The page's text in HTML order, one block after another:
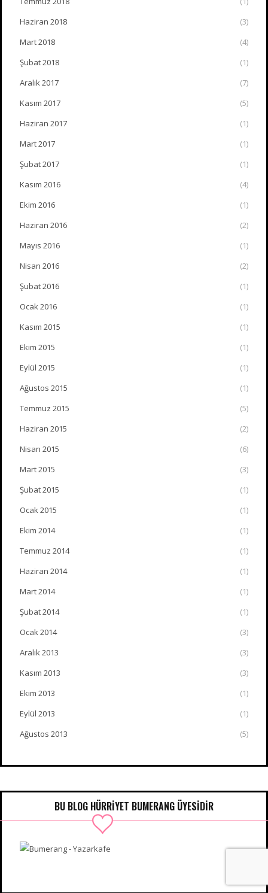
Haziran 2018
(3)
Mart 2018
(4)
Şubat 2018
(1)
Aralık 2017
(7)
Kasım 2017
(5)
Haziran 2017
(1)
Mart 2017
(1)
Şubat 2017
(1)
Kasım 2016
(4)
Ekim 2016
(1)
Haziran 2016
(2)
Mayıs 2016
(1)
Nisan 2016
(2)
Şubat 2016
(1)
Ocak 2016
(1)
Kasım 2015
(1)
Ekim 2015
(1)
Eylül 2015
(1)
Ağustos 2015
(1)
Temmuz 2015
(5)
Haziran 2015
(2)
Nisan 2015
(6)
Mart 2015
(3)
Şubat 2015
(1)
Ocak 2015
(1)
Ekim 2014
(1)
Temmuz 2014
(1)
Haziran 2014
(1)
Mart 2014
(1)
Şubat 2014
(1)
Ocak 2014
(3)
Aralık 2013
(3)
Kasım 2013
(3)
Ekim 2013
(1)
Eylül 2013
(1)
Ağustos 2013
(5)
BU BLOG HÜRRIYET BUMERANG ÜYESIDIR